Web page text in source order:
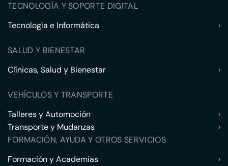
TECNOLOGÍA Y SOPORTE DIGITAL
Tecnología e Informática
›
SALUD Y BIENESTAR
Clínicas, Salud y Bienestar
›
VEHÍCULOS Y TRANSPORTE
Talleres y Automoción
›
Transporte y Mudanzas
›
FORMACIÓN, AYUDA Y OTROS SERVICIOS
Formación y Academias
›